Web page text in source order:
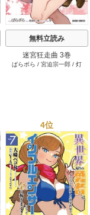
無料立読み
迷宮狂走曲 3巻
ぱらボら / 宮迫宗一郎 / 灯
4位